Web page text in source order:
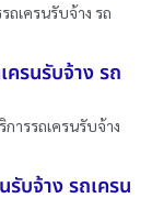
ถเครนรับจ้าง รถ
ครนรับจ้าง รถ
ารรถเครนรับจ้าง
รับจ้าง รถเครน